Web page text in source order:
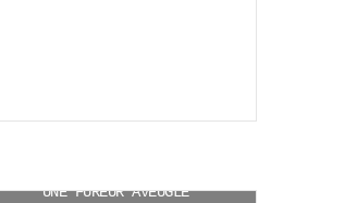
UNE FUREUR AVEUGLE